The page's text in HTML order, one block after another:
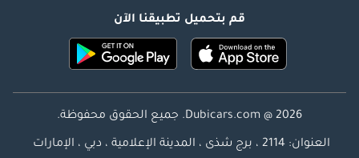
قم بتحميل تطبيقنا الآن
Dubicars.com @ 2026. جميع الحقوق محفوظة.
العنوان: 2114 ، برج شذى ، المدينة الإعلامية ، دبي ، الإمارات